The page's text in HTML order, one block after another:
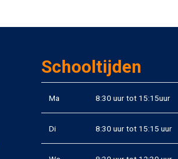
Schooltijden
Ma 8:30 uur tot 15:15uur
Di 8:30 uur tot 15:15 uur